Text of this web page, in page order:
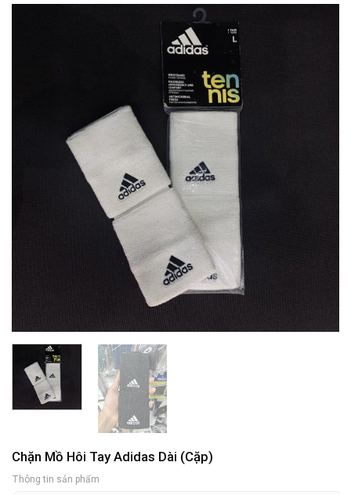
Chặn Mồ Hôi Tay Adidas Dài (Cặp)
Thông tin sản phẩm